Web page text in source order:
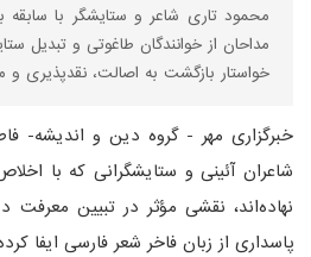
محمود تاری شاعر و ستایشگر با سابقه
مداحان از خوانندگان طاغوتی و تبدیل
خواستار بازگشت به اصالت، نقدپذیری
خبرگزاری مهر - گروه دین و اندیشه-
شاعران آئینی و ستایشگرانی که با
نهاده‌اند، نقشی مؤثر در تبیین معرفت
پاسداری از زبان فاخر شعر فارسی ایفا